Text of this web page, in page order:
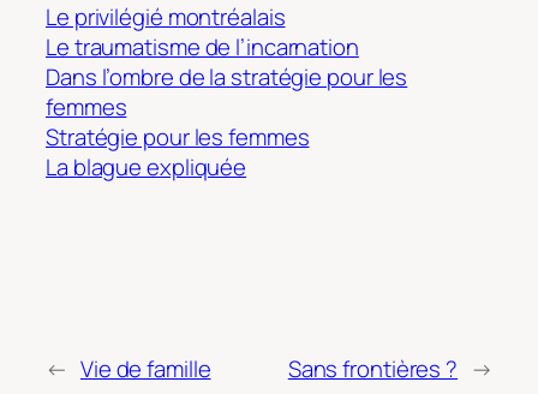
Le privilégié montréalais
Le traumatisme de l’incarnation
Dans l’ombre de la stratégie pour les
femmes
Stratégie pour les femmes
La blague expliquée
← Vie de famille Sans frontières ? →